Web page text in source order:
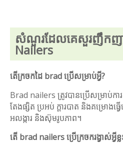
សំណួរដែលគេសួរញឹកញ
Nailers
តើក្រចកដៃ brad ប្រើសម្រាប់អ្វី?
Brad nailers ត្រូវ​បាន​ប្រើ​សម្រាប់​ការ​
តែង​ផ្សិត ប្រអប់ ក្តារបាត និង​គម្រោង​
អលង្ការ និង​ស៊ុមរូបភាព។
តើ brad nailers ប្រើក្រចករង្វាស់អ្វីខ្ល